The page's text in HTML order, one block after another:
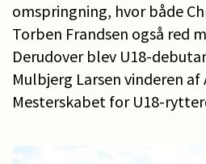
omspringning, hvor både
Torben Frandsen også red
Derudover blev U18-
Mulbjerg Larsen vinderen af
Mesterskabet for U18-